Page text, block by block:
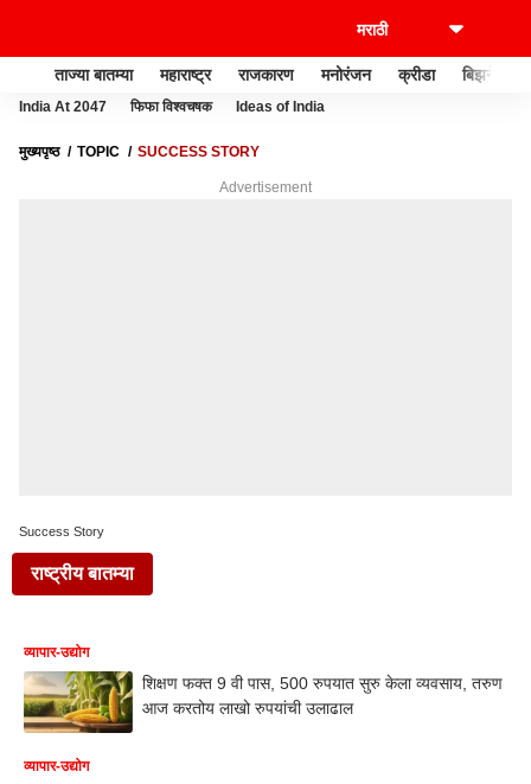
ताज्या बातम्या महाराष्ट्र राजकारण मनोरंजन क्रीडा बिझनेस
India At 2047 फिफा विश्वचषक Ideas of India
मुख्यपृष्ठ TOPIC SUCCESS STORY
Advertisement
Success Story
राष्ट्रीय बातम्या
व्यापार-उद्योग
शिक्षण फक्त 9 वी पास, 500 रुपयात सुरु केला व्यवसाय, तरुण
आज करतोय लाखो रुपयांची उलाढाल
व्यापार-उद्योग